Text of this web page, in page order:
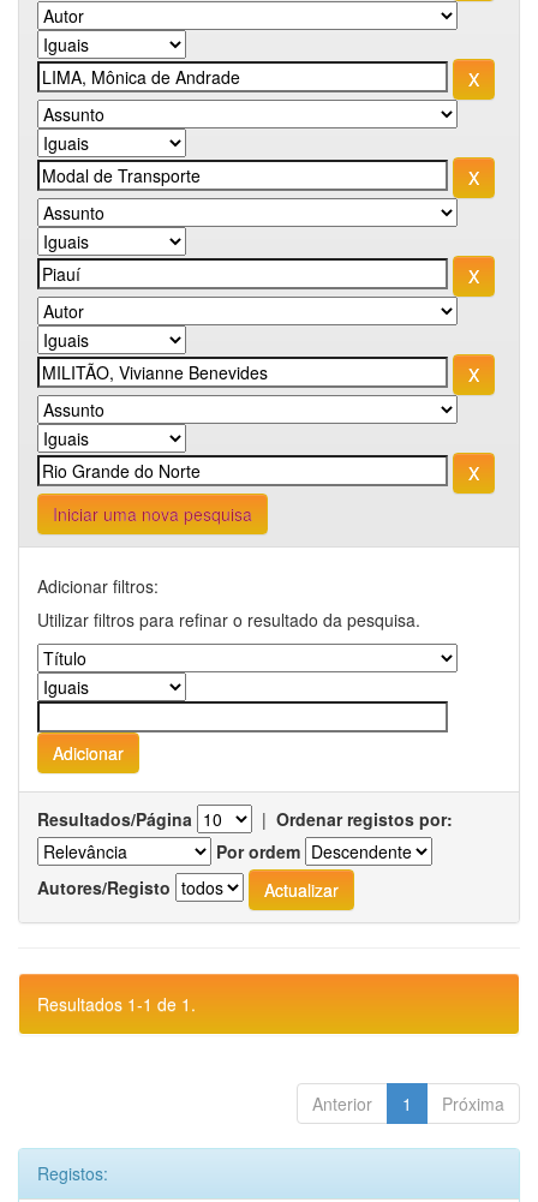
Iniciar uma nova pesquisa
Adicionar filtros:
Utilizar filtros para refinar o resultado da pesquisa.
Resultados/Página | Ordenar registos por:
Por ordem
Autores/Registo
Resultados 1-1 de 1.
Anterior 1 Próxima
Registos: